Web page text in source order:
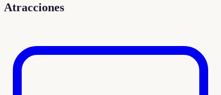
Atracciones